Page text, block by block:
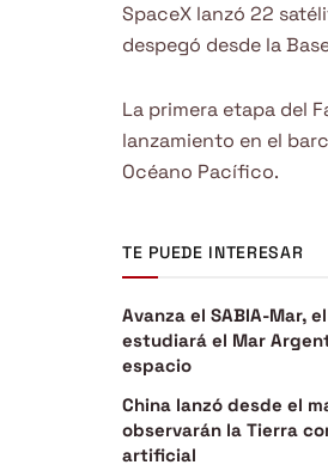
SpaceX lanzó 22
despegó desde la
La primera etapa del
lanzamiento en el
Océano Pacífico.
TE PUEDE INTERESAR
Avanza el SABIA-Mar,
estudiará el Mar
espacio
China lanzó desde el
observarán la Tierra
artificial